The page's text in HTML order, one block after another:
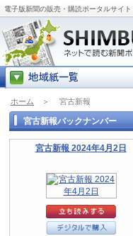
電子版新聞の販売・購読ポータルサイ
ホーム ＞ 宮古新報
宮古新報バックナンバー
宮古新報 2024年4月2日